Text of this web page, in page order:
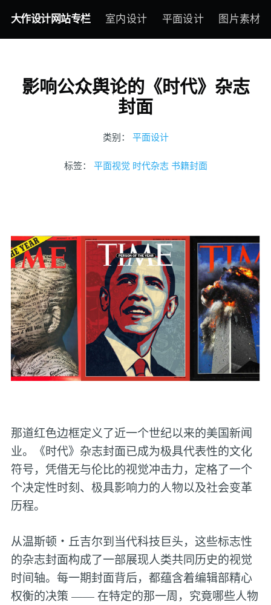
大作设计网站专栏 室内设计 平面设计 图片素材
影响公众舆论的《时代》杂志
封面
类别： 平面设计
标签： 平面视觉 时代杂志 书籍封面
那道红色边框定义了近一个世纪以来的美国新闻
业。《时代》杂志封面已成为极具代表性的文化
符号，凭借无与伦比的视觉冲击力，定格了一个
个决定性时刻、极具影响力的人物以及社会变革
历程。
从温斯顿・丘吉尔到当代科技巨头，这些标志性
的杂志封面构成了一部展现人类共同历史的视觉
时间轴。每一期封面背后，都蕴含着编辑部精心
权衡的决策 —— 在特定的那一周，究竟哪些人物